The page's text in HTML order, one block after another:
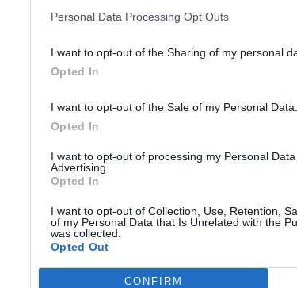
Personal Data Processing Opt Outs
I want to opt-out of the Sharing of my personal
Opted In
I want to opt-out of the Sale of my Personal Data.
Opted In
I want to opt-out of processing my Personal
Advertising.
Opted In
I want to opt-out of Collection, Use, Retention,
of my Personal Data that Is Unrelated with the
was collected.
Opted Out
CONFIRM
over
NM-